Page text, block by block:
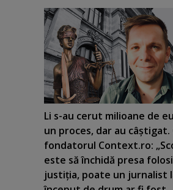
Li s-au cerut milioane de
un proces, dar au câştigat.
fondatorul Context.ro:
este să închidă presa
justiţia, poate un jurnalist